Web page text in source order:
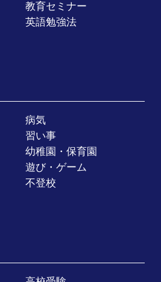
教育セミナー
英語勉強法
病気
習い事
幼稚園・保育園
遊び・ゲーム
不登校